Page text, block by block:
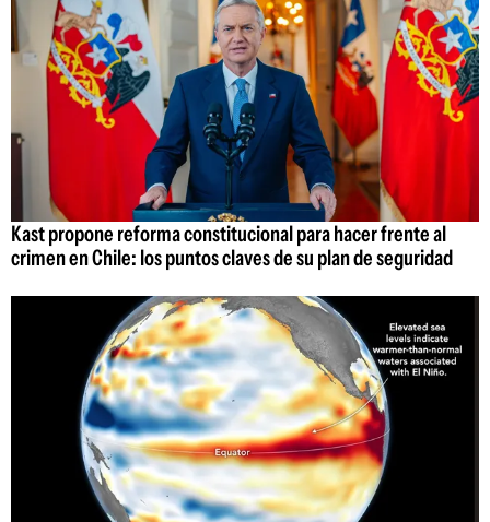
Kast propone reforma constitucional para hacer frente al
crimen en Chile: los puntos claves de su plan de seguridad